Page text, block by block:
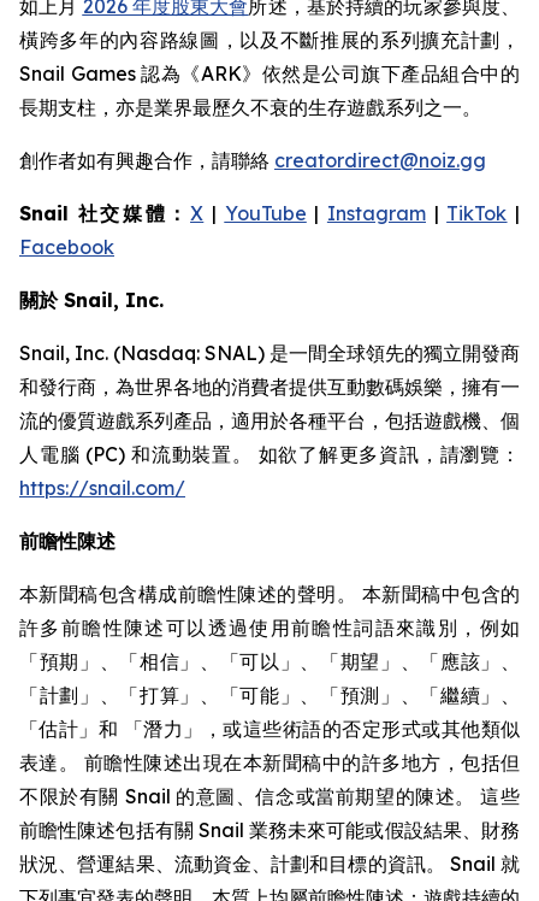
如上月 2026 年度股東大會所述，基於持續的玩家參與度、
橫跨多年的內容路線圖，以及不斷推展的系列擴充計劃，
Snail Games 認為《ARK》依然是公司旗下產品組合中的
長期支柱，亦是業界最歷久不衰的生存遊戲系列之一。
創作者如有興趣合作，請聯絡 creatordirect@noiz.gg
Snail 社交媒體：X | YouTube | Instagram| TikTok |
Facebook
關於 Snail, Inc.
Snail, Inc. (Nasdaq: SNAL) 是一間全球領先的獨立開發商
和發行商，為世界各地的消費者提供互動數碼娛樂，擁有一
流的優質遊戲系列產品，適用於各種平台，包括遊戲機、個
人電腦 (PC) 和流動裝置。 如欲了解更多資訊，請瀏覽：
https://snail.com/
前瞻性陳述
本新聞稿包含構成前瞻性陳述的聲明。 本新聞稿中包含的
許多前瞻性陳述可以透過使用前瞻性詞語來識別，例如
「預期」、「相信」、「可以」、「期望」、「應該」、
「計劃」、「打算」、「可能」、「預測」、「繼續」、
「估計」和 「潛力」，或這些術語的否定形式或其他類似
表達。 前瞻性陳述出現在本新聞稿中的許多地方，包括但
不限於有關 Snail 的意圖、信念或當前期望的陳述。 這些
前瞻性陳述包括有關 Snail 業務未來可能或假設結果、財務
狀況、營運結果、流動資金、計劃和目標的資訊。 Snail 就